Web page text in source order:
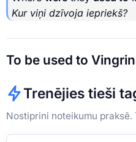
Kur viņi dzīvoja iepriekš?
To be used to
Trenējies tieši
Nostiprini noteikumu praksē.